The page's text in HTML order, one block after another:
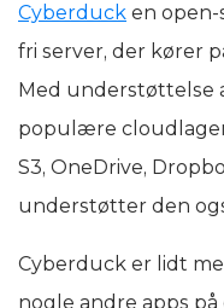
Cyberduck en
fri server, der kører
Med understøttelse
populære
S3, OneDrive,
understøtter den
Cyberduck er lidt
nogle andre apps